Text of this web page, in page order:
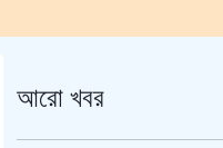
আরো খবর